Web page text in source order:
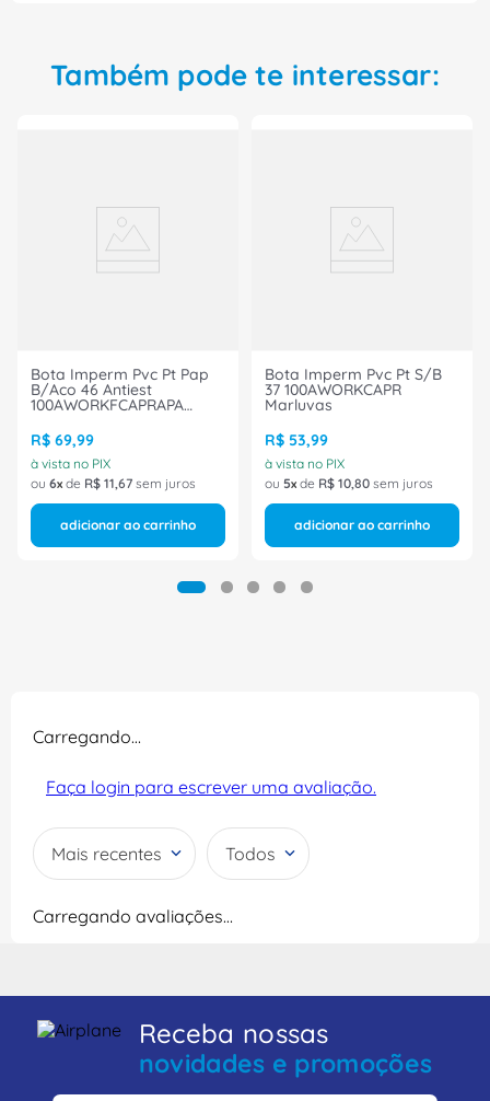
Também pode te interessar:
Bota Imperm Pvc Pt Pap
B/Aco 46 Antiest
100AWORKFCAPRAPA
R$ 69,99
à vista no PIX
ou 6 de R$ 11,67 sem juros
adicionar ao carrinho
Bota Imperm Pvc Pt S/B
37 100AWORKCAPR
Marluvas
R$ 53,99
à vista no PIX
ou 5 de R$ 10,80 sem juros
adicionar ao carrinho
Carregando…
Faça login para escrever uma avaliação.
Mais recentes Todos
Carregando avaliações…
Receba nossas
novidades e promoções